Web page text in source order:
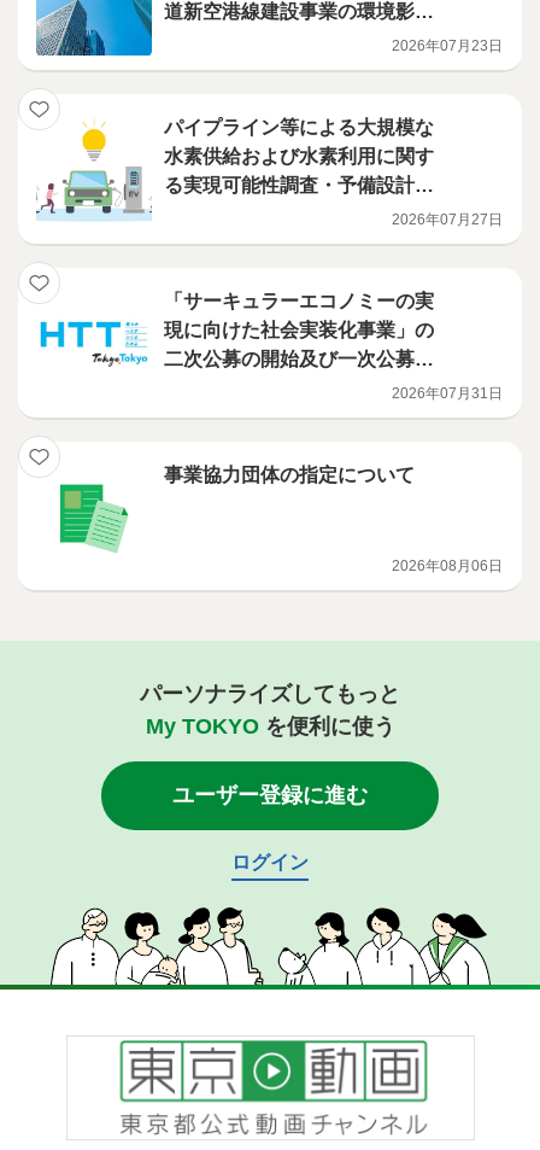
道新空港線建設事業の環境影響
評価調査計画書を提出しました2026年07月23日
パイプライン等による大規模な
水素供給および水素利用に関す
る実現可能性調査・予備設計等
2026年07月27日
「サーキュラーエコノミーの実
現に向けた社会実装化事業」の
二次公募の開始及び一次公募の
2026年07月31日
事業協力団体の指定について
2026年08月06日
パーソナライズしてもっと
My TOKYOを便利に使う
ユーザー登録に進む
ログイン